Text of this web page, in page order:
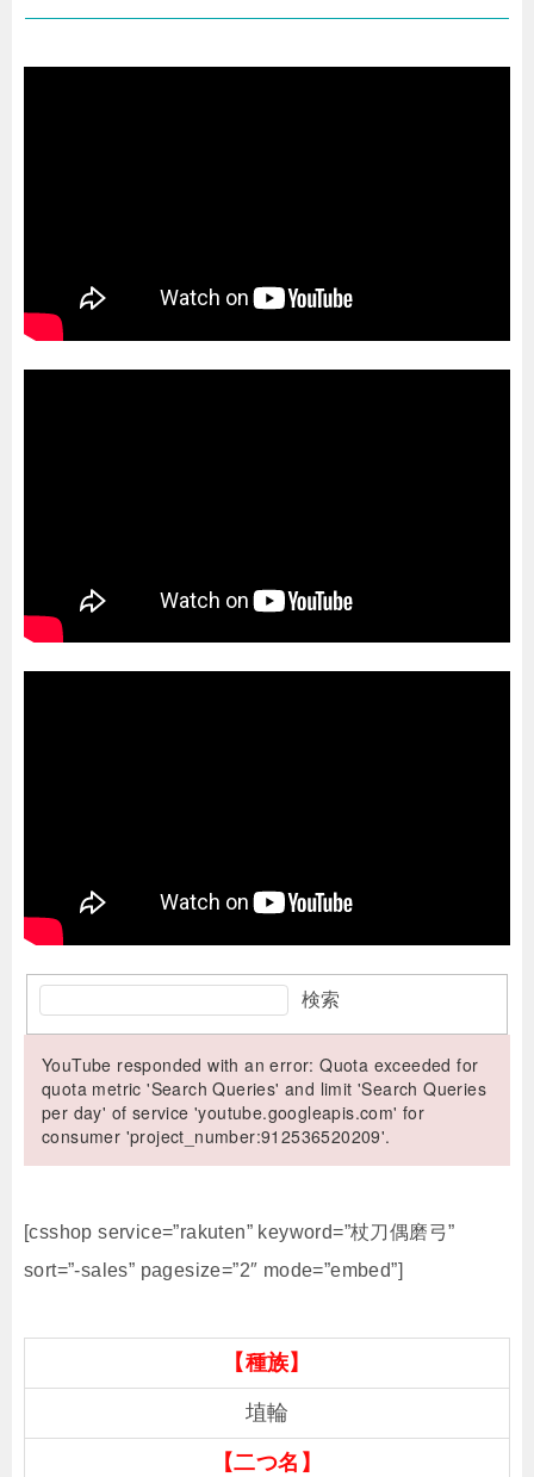
検索
YouTube responded with an error: Quota exceeded for
quota metric 'Search Queries' and limit 'Search Queries
per day' of service 'youtube.googleapis.com' for
consumer 'project_number:912536520209'.
[csshop service=”rakuten” keyword=”杖刀偶磨弓”
sort=”-sales” pagesize=”2″ mode=”embed”]
【種族】
埴輪
【二つ名】